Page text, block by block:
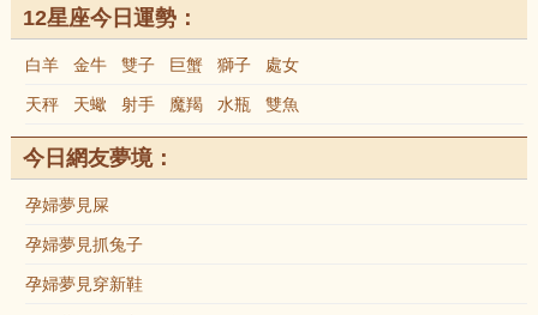
12星座今日運勢：
白羊 金牛 雙子 巨蟹 獅子 處女
天秤 天蠍 射手 魔羯 水瓶 雙魚
今日網友夢境：
孕婦夢見屎
孕婦夢見抓兔子
孕婦夢見穿新鞋